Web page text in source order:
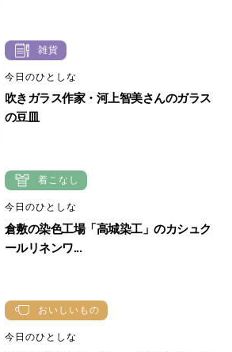
雑貨
今日のひとしな
吹きガラス作家・河上智美さんのガラス
の豆皿
着こなし
今日のひとしな
倉敷の染色工場「高城染工」のカシュク
ールリネンワ...
おいしいもの
今日のひとしな